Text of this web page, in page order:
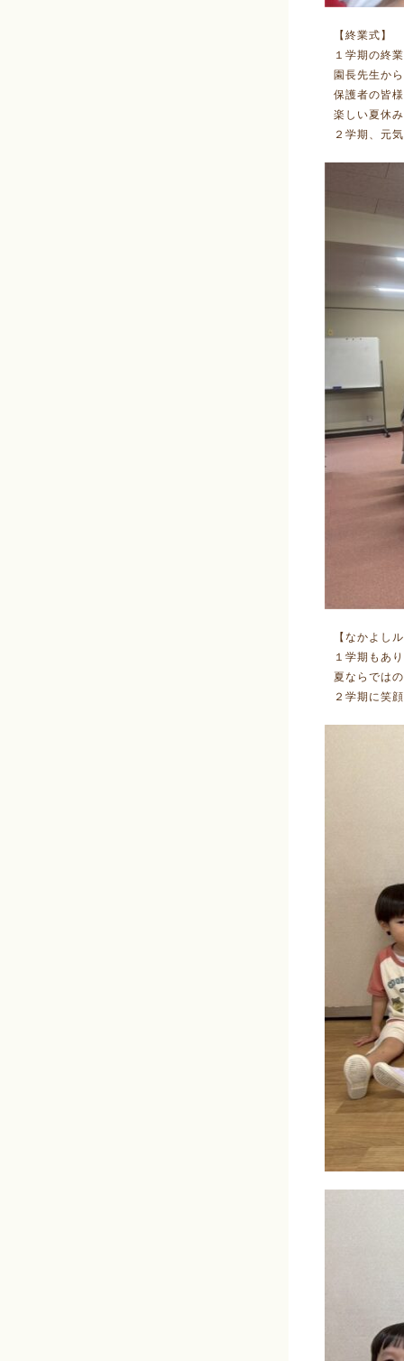
【終業式】
１学期の終
園長先生か
保護者の皆
楽しい夏休
２学期、元
【なかよし
１学期もあ
夏ならでは
２学期に笑